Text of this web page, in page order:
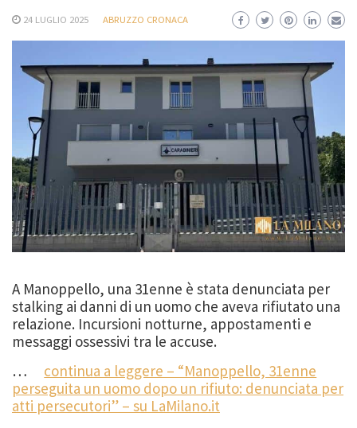
24 LUGLIO 2025 ABRUZZO CRONACA
A Manoppello, una 31enne è stata denunciata per
stalking ai danni di un uomo che aveva rifiutato una
relazione. Incursioni notturne, appostamenti e
messaggi ossessivi tra le accuse.
…
continua a leggere – “Manoppello, 31enne
perseguita un uomo dopo un rifiuto: denunciata per
atti persecutori” – su LaMilano.it